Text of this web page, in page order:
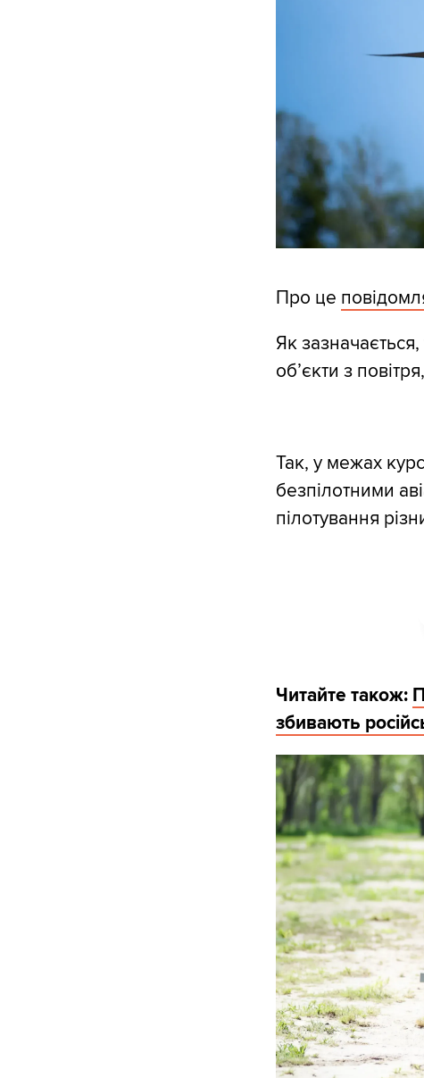
Про це
Як
об’єкти з
Так, у межах
безпілотними
пілотування
Читайте також:
збивають